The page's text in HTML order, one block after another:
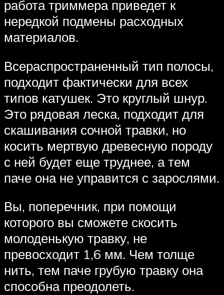
работа триммера приведет к
нередкой подмены расходных
материалов.
Всераспространенный тип полосы,
подходит фактически для всех
типов катушек. Это круглый шнур.
Это рядовая леска, подходит для
скашивания сочной травки, но
косить мертвую древесную породу
с ней будет еще труднее, а тем
паче она не управится с зарослями.
Вы, поперечник, при помощи
которого вы сможете скосить
молоденькую травку, не
превосходит 1,6 мм. Чем толще
нить, тем паче грубую травку она
способна преодолеть.